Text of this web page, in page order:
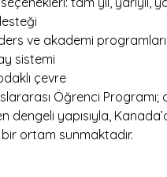
ve akademi programları
sistemi
çevre
Öğrenci
dengeli yapısıyla,
ortam sunmaktadır.